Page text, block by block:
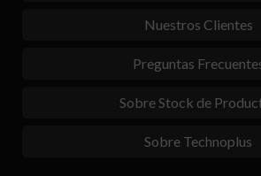
Nuestros Clientes
Preguntas
Sobre Stock de
Sobre Technoplus